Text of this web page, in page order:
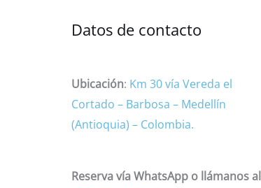
Datos de contacto
Ubicación: Km 30 vía Vereda el
Cortado – Barbosa – Medellín
(Antioquia) – Colombia.
Reserva vía WhatsApp o llámanos al